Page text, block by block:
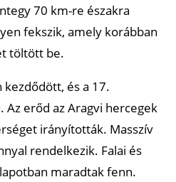
70 km-re északra
fekszik, amely korábban
töltött be.
kezdődött, és a 17.
Az erőd az Aragvi hercegek
irányították. Masszív
rendelkezik. Falai és
maradtak fenn.